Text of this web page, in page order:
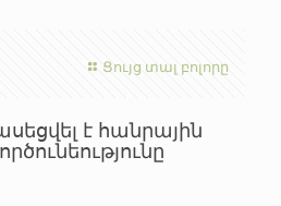
Ցույց տալ բոլորը
է հանրային